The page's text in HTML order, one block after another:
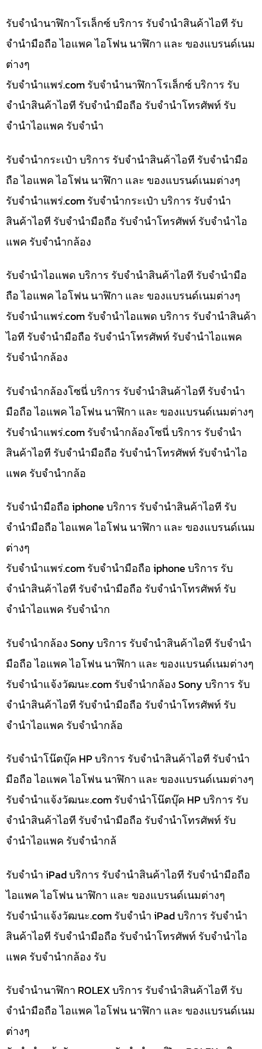
รับจำนำนาฬิกาโรเล็กซ์ บริการ รับจำนำสินค้าไอที รับ
จำนำมือถือ ไอแพค ไอโฟน นาฬิกา และ ของแบรนด์เนม
ต่างๆ
รับจํานําแพร่.com รับจำนำนาฬิกาโรเล็กซ์ บริการ รับ
จำนำสินค้าไอที รับจำนำมือถือ รับจำนำโทรศัพท์ รับ
จำนำไอแพค รับจำนำ
รับจำนำกระเป๋า บริการ รับจำนำสินค้าไอที รับจำนำมือ
ถือ ไอแพค ไอโฟน นาฬิกา และ ของแบรนด์เนมต่างๆ
รับจํานําแพร่.com รับจำนำกระเป๋า บริการ รับจำนำ
สินค้าไอที รับจำนำมือถือ รับจำนำโทรศัพท์ รับจำนำไอ
แพค รับจำนำกล้อง
รับจำนำไอแพด บริการ รับจำนำสินค้าไอที รับจำนำมือ
ถือ ไอแพค ไอโฟน นาฬิกา และ ของแบรนด์เนมต่างๆ
รับจํานําแพร่.com รับจำนำไอแพด บริการ รับจำนำสินค้า
ไอที รับจำนำมือถือ รับจำนำโทรศัพท์ รับจำนำไอแพค
รับจำนำกล้อง
รับจำนำกล้องโซนี่ บริการ รับจำนำสินค้าไอที รับจำนำ
มือถือ ไอแพค ไอโฟน นาฬิกา และ ของแบรนด์เนมต่างๆ
รับจํานําแพร่.com รับจำนำกล้องโซนี่ บริการ รับจำนำ
สินค้าไอที รับจำนำมือถือ รับจำนำโทรศัพท์ รับจำนำไอ
แพค รับจำนำกล้อ
รับจำนำมือถือ iphone บริการ รับจำนำสินค้าไอที รับ
จำนำมือถือ ไอแพค ไอโฟน นาฬิกา และ ของแบรนด์เนม
ต่างๆ
รับจํานําแพร่.com รับจำนำมือถือ iphone บริการ รับ
จำนำสินค้าไอที รับจำนำมือถือ รับจำนำโทรศัพท์ รับ
จำนำไอแพค รับจำนำก
รับจำนำกล้อง Sony บริการ รับจำนำสินค้าไอที รับจำนำ
มือถือ ไอแพค ไอโฟน นาฬิกา และ ของแบรนด์เนมต่างๆ
รับจํานําแจ้งวัฒนะ.com รับจำนำกล้อง Sony บริการ รับ
จำนำสินค้าไอที รับจำนำมือถือ รับจำนำโทรศัพท์ รับ
จำนำไอแพค รับจำนำกล้อ
รับจำนำโน๊ตบุ๊ค HP บริการ รับจำนำสินค้าไอที รับจำนำ
มือถือ ไอแพค ไอโฟน นาฬิกา และ ของแบรนด์เนมต่างๆ
รับจํานําแจ้งวัฒนะ.com รับจำนำโน๊ตบุ๊ค HP บริการ รับ
จำนำสินค้าไอที รับจำนำมือถือ รับจำนำโทรศัพท์ รับ
จำนำไอแพค รับจำนำกล้
รับจำนำ iPad บริการ รับจำนำสินค้าไอที รับจำนำมือถือ
ไอแพค ไอโฟน นาฬิกา และ ของแบรนด์เนมต่างๆ
รับจํานําแจ้งวัฒนะ.com รับจำนำ iPad บริการ รับจำนำ
สินค้าไอที รับจำนำมือถือ รับจำนำโทรศัพท์ รับจำนำไอ
แพค รับจำนำกล้อง รับ
รับจำนำนาฬิกา ROLEX บริการ รับจำนำสินค้าไอที รับ
จำนำมือถือ ไอแพค ไอโฟน นาฬิกา และ ของแบรนด์เนม
ต่างๆ